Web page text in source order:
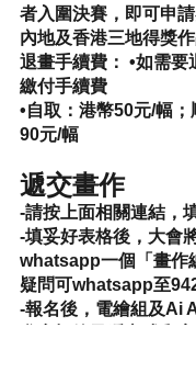
者入圍決賽，即可申
內地及香港三地得獎
退畫手續費： •如需要
繳付手續費
•自取：港幣50元/幅
90元/幅 ​
遞交畫作
-請按上面相關連結，
-填妥好表格後，大會
whatsapp一個「畫作
疑問可whatsapp至
-報名後，電繪組及Ai